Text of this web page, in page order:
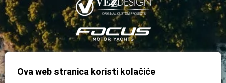
Ova web stranica koristi kolačiće